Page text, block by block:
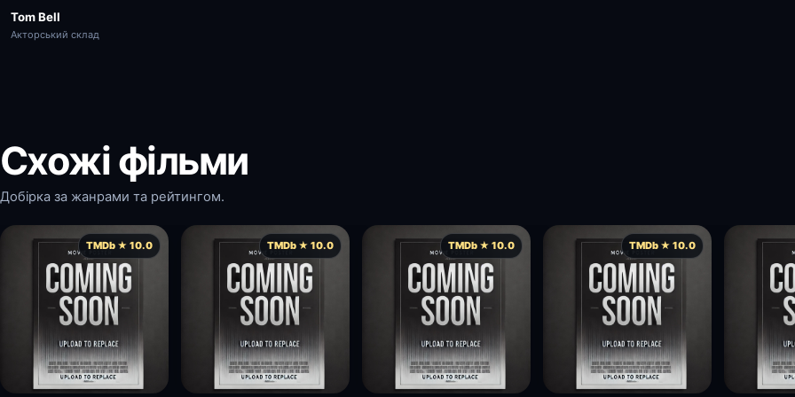
Tom Bell
Акторський склад
Схожі фільми
Добірка за жанрами та рейтингом.
TMDb ★ 10.0 TMDb ★ 10.0 TMDb ★ 10.0 TMDb ★ 10.0